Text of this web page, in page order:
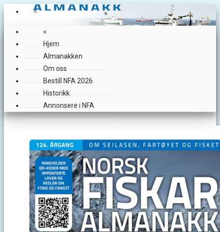
≡ ≡
«
Hjem
Almanakken
Om oss
Bestill NFA 2026
Historikk
Annonsere i NFA
Bestill NFA 2026